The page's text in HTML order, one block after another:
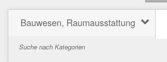
Bauwesen, Raumausstattung
Suche nach Kategorien